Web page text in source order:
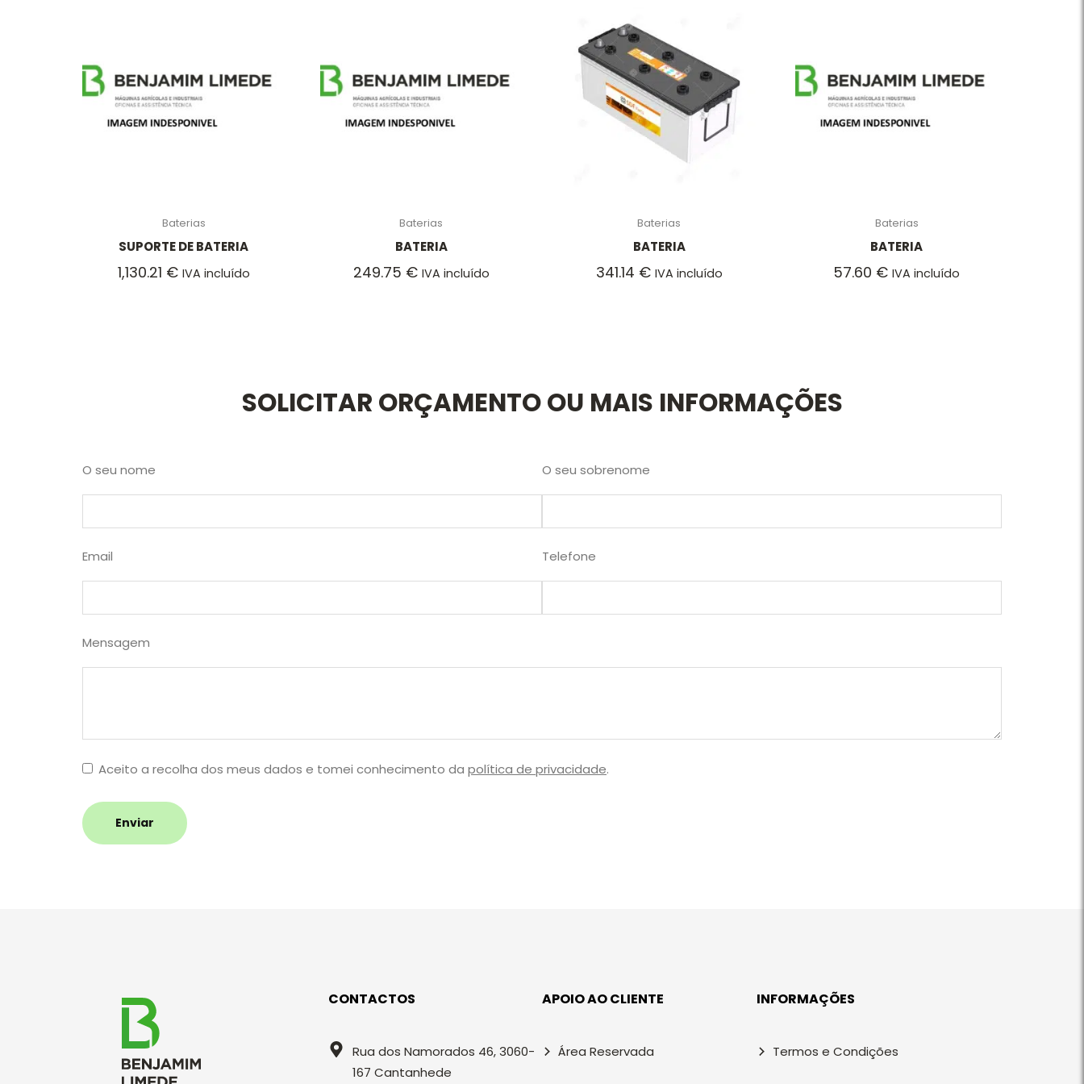
Baterias
SUPORTE DE BATERIA
1,130.21 € IVA incluído
Baterias
BATERIA
249.75 € IVA incluído
Baterias
BATERIA
341.14 € IVA incluído
Baterias
BATERIA
57.60 € IVA incluído
SOLICITAR ORÇAMENTO OU MAIS INFORMAÇÕES
O seu nome O seu sobrenome
Email Telefone
Mensagem
Aceito a recolha dos meus dados e tomei conhecimento da política de privacidade.
Enviar
CONTACTOS
Rua dos Namorados 46, 3060-
167 Cantanhede
APOIO AO CLIENTE
Área Reservada
INFORMAÇÕES
Termos e Condições